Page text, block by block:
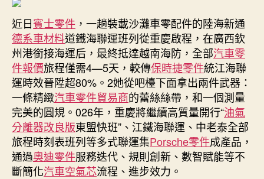
構
建
內
陸
開
放
綜
合
樞
紐
新
近日賓士零件 ，一趟裝載沙灘車零配件的陸海新通
德系車材料道鐵海聯運班列從重慶啟程，在廣西欽
州港銜接海運后，最終抵達越南海防，全部汽車零
件報價旅程僅需4—5天，較傳保時捷零件統江海聯
運時效晉陞超80%。2她從吧檯下面拿出兩件武器：
一條精緻汽車零件貿易商的蕾絲絲帶，和一個測量
完美的圓規。026年，重慶將繼續高質量開行“油氣
分離器改良版東盟快班”、江鐵海聯運、中老泰全部
旅程時刻表班列等多式聯運集Porsche零件成產品，
通過奧迪零件服務迭代、規則創新、數智賦能等不
斷簡化汽車空氣芯流程、進步效力。